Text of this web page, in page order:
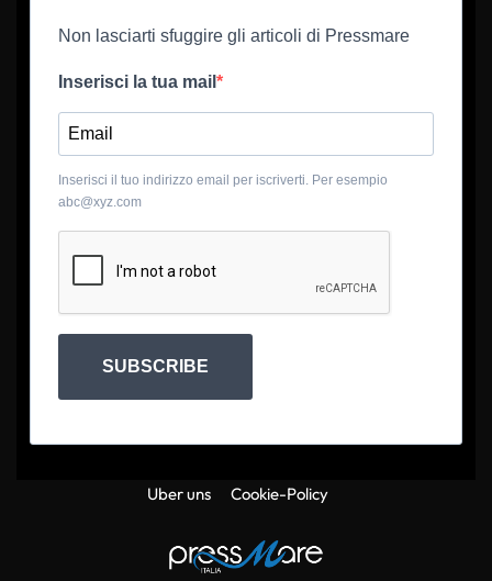
Non lasciarti sfuggire gli articoli di Pressmare
Inserisci la tua mail
Inserisci il tuo indirizzo email per iscriverti. Per esempio
abc@xyz.com
SUBSCRIBE
Uber uns Cookie-Policy